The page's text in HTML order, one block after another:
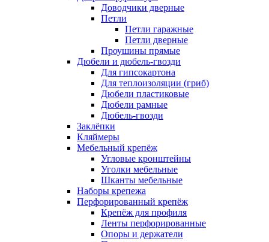
Доводчики дверные
Петли
Петли гаражные
Петли дверные
Проушины прямые
Дюбели и дюбель-гвозди
Для гипсокартона
Для теплоизоляции (гриб)
Дюбели пластиковые
Дюбели рамные
Дюбель-гвозди
Заклёпки
Кляймеры
Мебельный крепёж
Угловые кронштейны
Уголки мебельные
Шканты мебельные
Наборы крепежа
Перфорированный крепёж
Крепёж для профиля
Ленты перфорированные
Опоры и держатели